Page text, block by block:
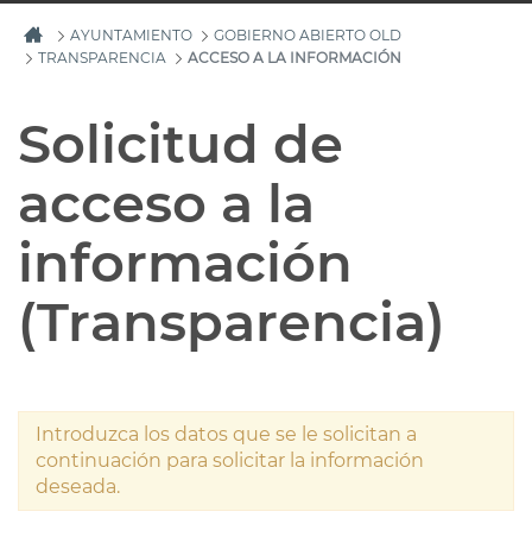
AYUNTAMIENTO
GOBIERNO ABIERTO OLD
TRANSPARENCIA
ACCESO A LA INFORMACIÓN
Solicitud de
acceso a la
información
(Transparencia)
Introduzca los datos que se le solicitan a
continuación para solicitar la información
deseada.